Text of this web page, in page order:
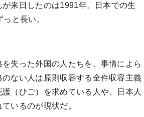
来日したのは1991年。日本での生
と長い。
失った外国の人たちを、事情によら
ない人は原則収容する全件収容主義
（ひご）を求めている人や、日本人
いるのが現状だ。